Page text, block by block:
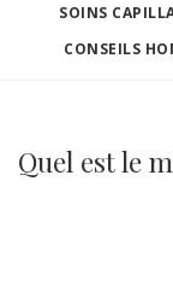
SOINS
CONSEILS
Quel est le